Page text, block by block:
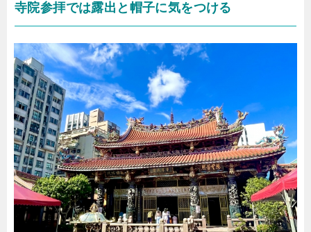
寺院参拝では露出と帽子に気をつける